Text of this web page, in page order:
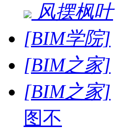
风摆枫叶
[BIM学院]
[BIM之家]
[BIM之家]
图不